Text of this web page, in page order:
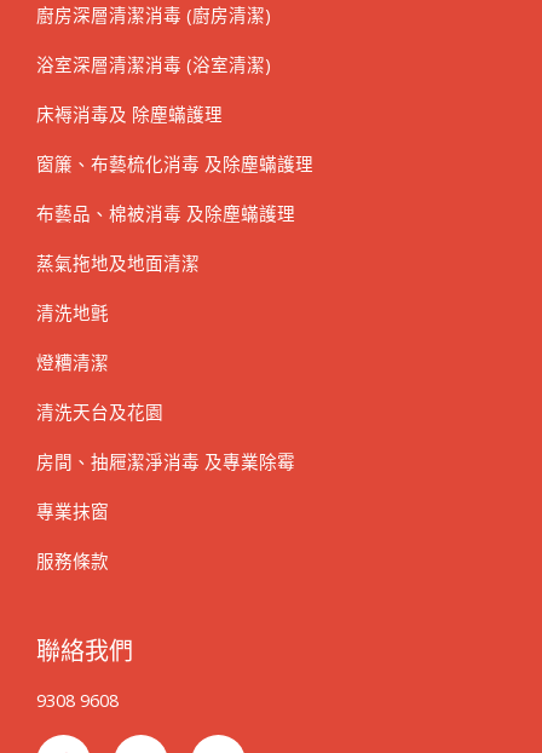
廚房深層清潔消毒 (廚房清潔)
浴室深層清潔消毒 (浴室清潔)
床褥消毒及 除塵蟎護理
窗簾、布藝梳化消毒 及除塵蟎護理
布藝品、棉被消毒 及除塵蟎護理
蒸氣拖地及地面清潔
清洗地氈
燈糟清潔
清洗天台及花園
房間、抽屜潔淨消毒 及專業除霉
專業抹窗
服務條款
聯絡我們
9308 9608
F
I G